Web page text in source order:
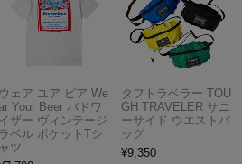
ウェア ユア ビア We
Your Beer バドワ
イザー ヴィンテージ
ラベル ポケットTシ
ャツ
タフトラベラー TOU
GH TRAVELER サニ
ーサイド ウエストバ
ッグ
¥9,350